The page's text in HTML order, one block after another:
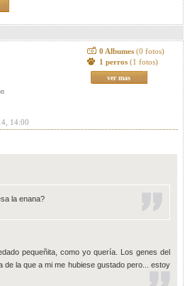
0 Albumes (0 fotos)
1 perros (1 fotos)
ver mas
14:00
la enana?
pequeñita, como yo quería. Los genes del
de la que a mi me hubiese gustado pero... estoy